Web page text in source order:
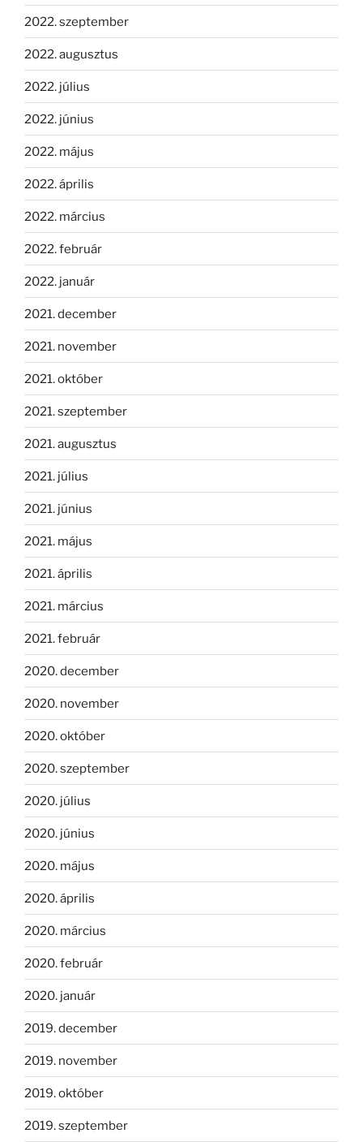
2022. szeptember
2022. augusztus
2022. július
2022. június
2022. május
2022. április
2022. március
2022. február
2022. január
2021. december
2021. november
2021. október
2021. szeptember
2021. augusztus
2021. július
2021. június
2021. május
2021. április
2021. március
2021. február
2020. december
2020. november
2020. október
2020. szeptember
2020. július
2020. június
2020. május
2020. április
2020. március
2020. február
2020. január
2019. december
2019. november
2019. október
2019. szeptember